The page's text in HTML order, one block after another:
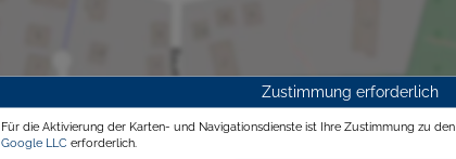
Zustimmung erforderlich
Für die Aktivierung der Karten- und Navigationsdienste ist Ihre Zustimmung zu den
Google LLC erforderlich.